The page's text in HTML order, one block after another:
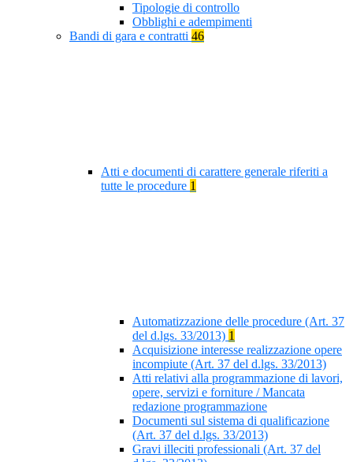
Tipologie di controllo
Obblighi e adempimenti
Bandi di gara e contratti 46
Atti e documenti di carattere generale riferiti a
tutte le procedure 1
Automatizzazione delle procedure (Art. 37
del d.lgs. 33/2013) 1
Acquisizione interesse realizzazione opere
incompiute (Art. 37 del d.lgs. 33/2013)
Atti relativi alla programmazione di lavori,
opere, servizi e forniture / Mancata
redazione programmazione
Documenti sul sistema di qualificazione
(Art. 37 del d.lgs. 33/2013)
Gravi illeciti professionali (Art. 37 del